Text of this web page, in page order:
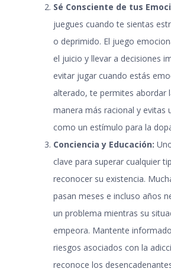
Sé Consciente de tus
juegues cuando te sientas
o deprimido. El juego
el juicio y llevar a decisiones
evitar jugar cuando estás
alterado, te permites abordar
manera más racional y evitas
como un estímulo para la
Conciencia y Educación:
clave para superar cualquier
reconocer su existencia.
pasan meses e incluso años
un problema mientras su
empeora. Mantente
riesgos asociados con la
reconoce los